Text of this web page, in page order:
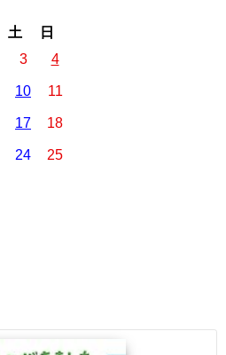
土
日
3 4
10 11
17 18
24 25